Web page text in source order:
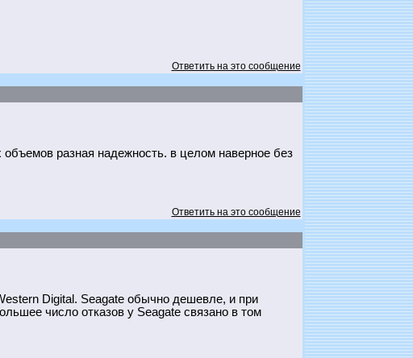
Ответить на это сообщение
разная надежность. в целом наверное без
Ответить на это сообщение
Digital. Seagate обычно дешевле, и при
число отказов у Seagate связано в том